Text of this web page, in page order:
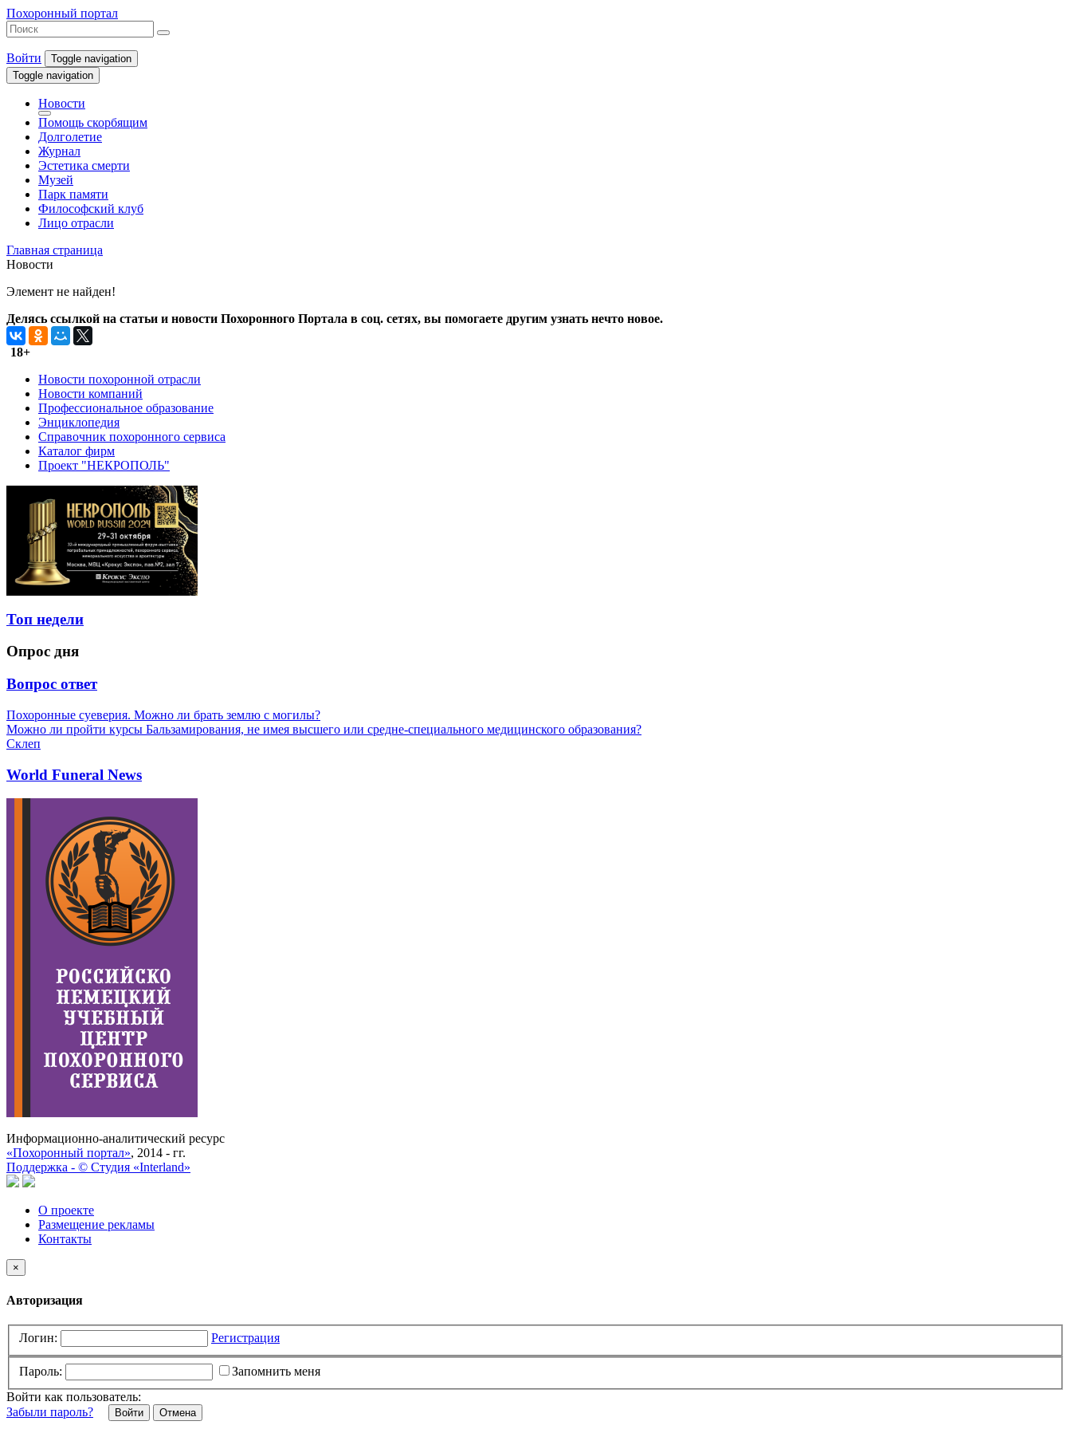
Похоронный портал
Войти
Toggle navigation
Toggle navigation
Новости
Помощь скорбящим
Долголетие
Журнал
Эстетика смерти
Музей
Парк памяти
Философский клуб
Лицо отрасли
Главная страница
Новости
Элемент не найден!
Делясь ссылкой на статьи и новости Похоронного Портала в соц. сетях, вы помогаете другим узнать нечто новое.
18+
Новости похоронной отрасли
Новости компаний
Профессиональное образование
Энциклопедия
Справочник похоронного сервиса
Каталог фирм
Проект "НЕКРОПОЛЬ"
Топ недели
Опрос дня
Вопрос ответ
Похоронные суеверия. Можно ли брать землю с могилы?
Можно ли пройти курсы Бальзамирования, не имея высшего или средне-специального медицинского образования?
Склеп
World Funeral News
Информационно-аналитический ресурс
«Похоронный портал», 2014 - гг.
Поддержка - © Cтудия «Interland»
О проекте
Размещение рекламы
Контакты
×
Авторизация
Логин: Регистрация
Пароль:
Запомнить меня
Войти как пользователь:
Забыли пароль?
Отмена